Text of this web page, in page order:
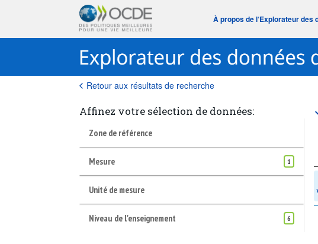
À propos de l‘Explorateur des
Retour aux résultats de recherche
Affinez votre sélection de données:
Zone de référence
Mesure 1
Unité de mesure
Niveau de l'enseignement 6